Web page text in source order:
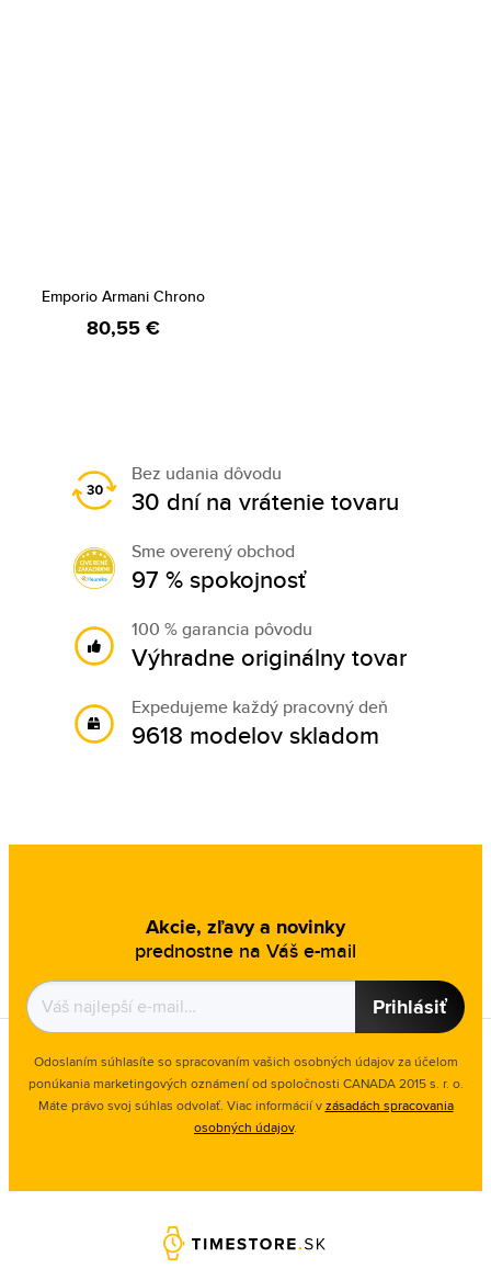
Emporio Armani Chrono
80,55 €
Bez udania dôvodu
30 dní na vrátenie tovaru
Sme overený obchod
97 % spokojnosť
100 % garancia pôvodu
Výhradne originálny tovar
Expedujeme každý pracovný deň
9618 modelov skladom
Akcie, zľavy a novinky
prednostne na Váš e-mail
Prihlásiť
Odoslaním súhlasíte so spracovaním vašich osobných údajov za účelom
ponúkania marketingových oznámení od spoločnosti CANADA 2015 s. r. o.
Máte právo svoj súhlas odvolať. Viac informácií vzásadách spracovania
osobných údajov.